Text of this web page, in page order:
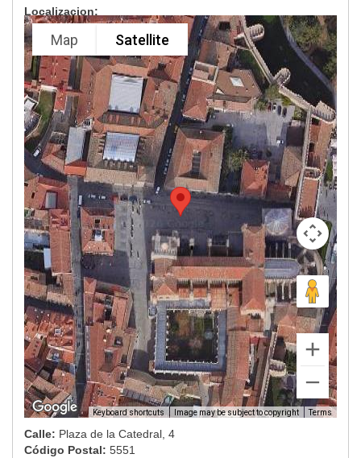
Localizacion:
Map Satellite
Keyboard shortcuts Image may be subject to copyright Terms
Calle: Plaza de la Catedral, 4
Código Postal: 5551